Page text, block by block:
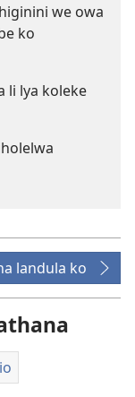
we owa
ko
li lya koleke
landula ko